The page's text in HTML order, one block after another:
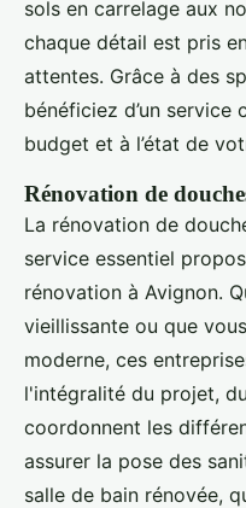
sols en carrelage aux
chaque détail est pris
attentes. Grâce à des
bénéficiez d’un
budget et à l’état de
Rénovation de
La rénovation de
service essentiel
rénovation à Avignon.
vieillissante ou que
moderne, ces
l'intégralité du projet,
coordonnent les
assurer la pose des
salle de bain rénovée,